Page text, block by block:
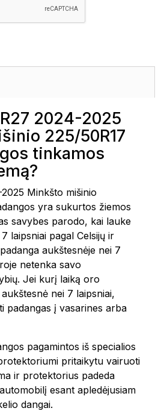
2024-2025
225/50R17
tinkamos
Minkšto mišinio
yra sukurtos žiemos
savybes parodo, kai lauke
laipsniai pagal Celsijų ir
aukštesnėje nei 7
netenka savo
Jei kurį laiką oro
nei 7 laipsniai,
padangas į vasarines arba
pagamintos iš specialios
pritaikytu vairuoti
ir protektorius padeda
esant apledėjusiam
dangai.